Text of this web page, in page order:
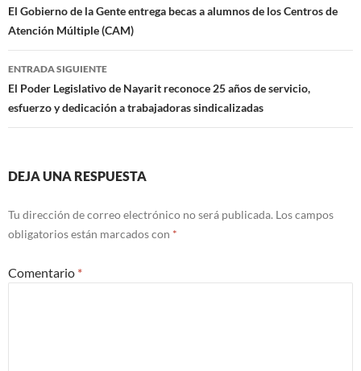
de
entradas
El Gobierno de la Gente entrega becas a alumnos de los Centros de
Atención Múltiple (CAM)
ENTRADA SIGUIENTE
El Poder Legislativo de Nayarit reconoce 25 años de servicio,
esfuerzo y dedicación a trabajadoras sindicalizadas
DEJA UNA RESPUESTA
Tu dirección de correo electrónico no será publicada. Los campos
obligatorios están marcados con *
Comentario *